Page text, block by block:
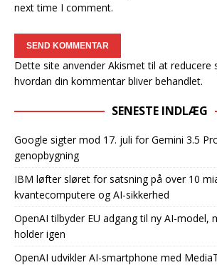
next time I comment.
Dette site anvender Akismet til at reducere
hvordan din kommentar bliver behandlet.
SENESTE INDLÆG
Google sigter mod 17. juli for Gemini 3.5
genopbygning
IBM løfter sløret for satsning på over 10
kvantecomputere og AI-sikkerhed
OpenAI tilbyder EU adgang til ny AI-model,
holder igen
OpenAI udvikler AI-smartphone med